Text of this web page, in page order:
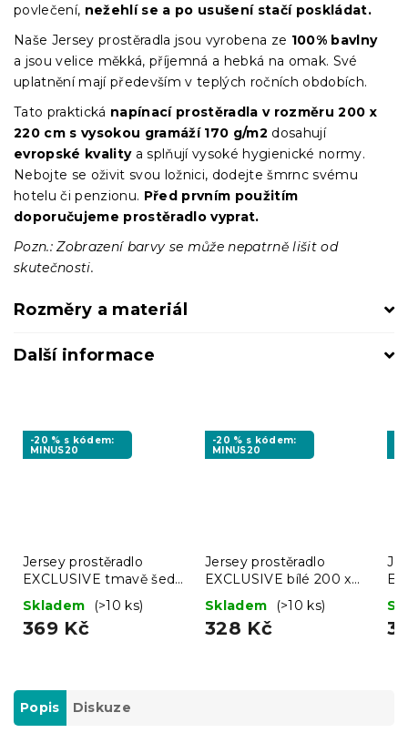
povlečení, nežehlí se a po usušení stačí poskládat.
Naše Jersey prostěradla jsou vyrobena ze 100% bavlny
a jsou velice měkká, příjemná a hebká na omak. Své
uplatnění mají především v teplých ročních obdobích.
Tato praktická napínací prostěradla v rozměru 200 x
220 cm s vysokou gramáží 170 g/m2 dosahují
evropské kvalitya splňují vysoké hygienické normy.
Nebojte se oživit svou ložnici, dodejte šmrnc svému
hotelu či penzionu. Před prvním použitím
doporučujeme prostěradlo vyprat.
Pozn.: Zobrazení barvy se může nepatrně lišit od
skutečnosti.
Rozměry a materiál
Další informace
-20 % s kódem:
MINUS20
Jersey prostěradlo
EXCLUSIVE tmavě šedé
200 x 220 cm
Skladem (>10 ks)
369 Kč
-20 % s kódem:
MINUS20
Jersey prostěradlo
EXCLUSIVE bílé 200 x
220 cm
Skladem (>10 ks)
328 Kč
Popis Diskuze